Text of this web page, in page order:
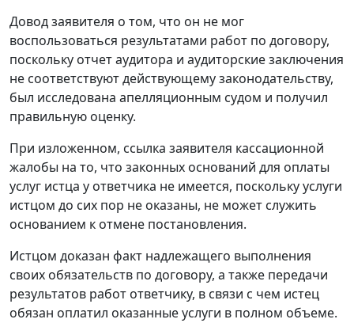
Довод заявителя о том, что он не мог
воспользоваться результатами работ по договору,
поскольку отчет аудитора и аудиторские заключения
не соответствуют действующему законодательству,
был исследована апелляционным судом и получил
правильную оценку.
При изложенном, ссылка заявителя кассационной
жалобы на то, что законных оснований для оплаты
услуг истца у ответчика не имеется, поскольку услуги
истцом до сих пор не оказаны, не может служить
основанием к отмене постановления.
Истцом доказан факт надлежащего выполнения
своих обязательств по договору, а также передачи
результатов работ ответчику, в связи с чем истец
обязан оплатил оказанные услуги в полном объеме.